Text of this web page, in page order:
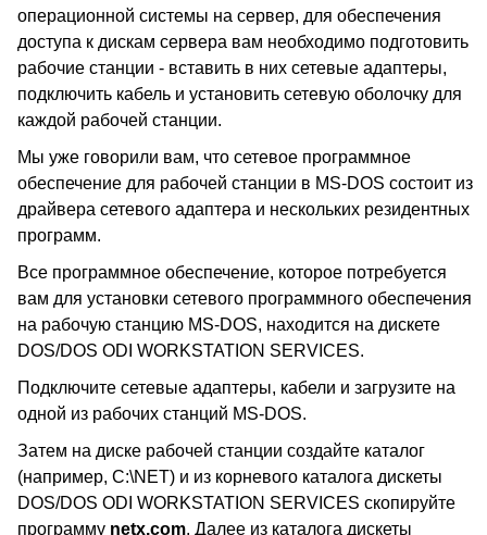
операционной системы на сервер, для обеспечения
доступа к дискам сервера вам необходимо подготовить
рабочие станции - вставить в них сетевые адаптеры,
подключить кабель и установить сетевую оболочку для
каждой рабочей станции.
Мы уже говорили вам, что сетевое программное
обеспечение для рабочей станции в MS-DOS состоит из
драйвера сетевого адаптера и нескольких резидентных
программ.
Все программное обеспечение, которое потребуется
вам для установки сетевого программного обеспечения
на рабочую станцию MS-DOS, находится на дискете
DOS/DOS ODI WORKSTATION SERVICES.
Подключите сетевые адаптеры, кабели и загрузите на
одной из рабочих станций MS-DOS.
Затем на диске рабочей станции создайте каталог
(например, C:\NET) и из корневого каталога дискеты
DOS/DOS ODI WORKSTATION SERVICES скопируйте
программу netx.com. Далее из каталога дискеты